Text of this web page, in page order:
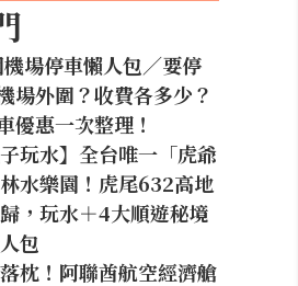
場停車懶人包／要停
場外圍？收費各多少？
優惠一次整理！
子玩水】全台唯一「虎爺
水樂園！虎尾632高地
，玩水＋4大順遊秘境
包
枕！阿聯酋航空經濟艙